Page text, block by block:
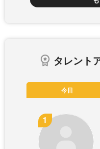
タレント
今日